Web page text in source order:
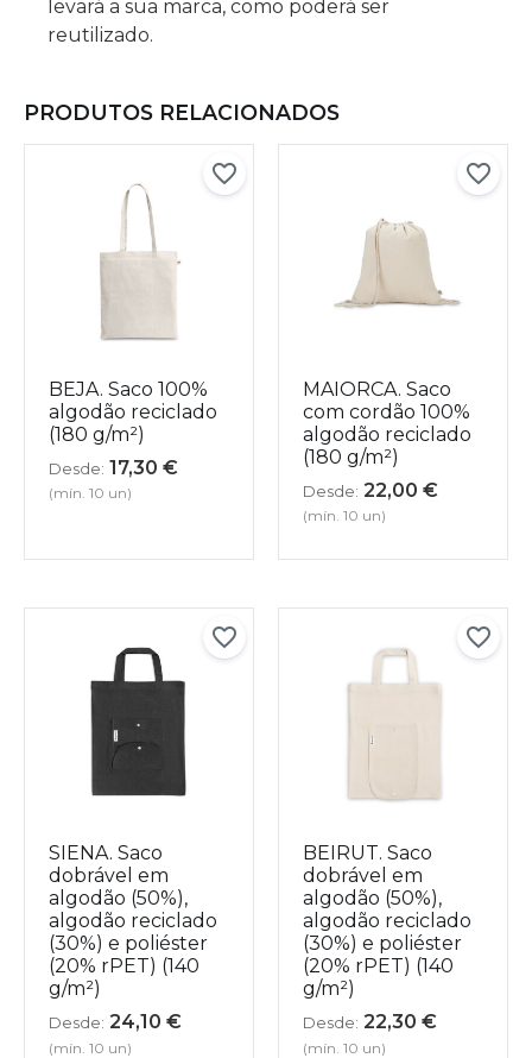
levará a sua marca, como poderá ser
reutilizado.
PRODUTOS RELACIONADOS
BEJA. Saco 100%
algodão reciclado
(180 g/m²)
Desde: 17,30 €
(mín. 10 un)
MAIORCA. Saco
com cordão 100%
algodão reciclado
(180 g/m²)
Desde: 22,00 €
(mín. 10 un)
SIENA. Saco
dobrável em
algodão (50%),
algodão reciclado
(30%) e poliéster
(20% rPET) (140
g/m²)
Desde: 24,10 €
(mín. 10 un)
BEIRUT. Saco
dobrável em
algodão (50%),
algodão reciclado
(30%) e poliéster
(20% rPET) (140
g/m²)
Desde: 22,30 €
(mín. 10 un)